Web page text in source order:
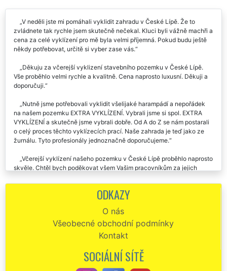
V neděli jste mi pomáhali vyklidit zahradu v České Lípě. Že to
zvládnete tak rychle jsem skutečně nečekal. Kluci byli vážně machři a
cena za celé vyklízení pro mě byla velmi příjemná. Pokud budu ještě
někdy potřebovat, určitě si vyber zase vás.
Děkuju za včerejší vyklizení stavebního pozemku v České Lípě.
Vše proběhlo velmi rychle a kvalitně. Cena naprosto luxusní. Děkuji a
doporučuji.
Nutně jsme potřebovali vyklidit všelijaké harampádí a nepořádek
na našem pozemku EXTRA VYKLÍZENÍ. Vybrali jsme si spol. EXTRA
VYKLÍZENÍ a skutečně jsme vybrali dobře. Od A do Z se nám postarali
o celý proces těchto vyklízecích prací. Naše zahrada je teď jako ze
žurnálu. Tyto profesionály jednoznačně doporučujeme.
Včerejší vyklízení našeho pozemku v České Lípě proběhlo naprosto
skvěle. Chtěl bych poděkovat všem Vašim pracovníkům za jejich
Dobrý večer. Chtěla bych vám moc poděkovat za pomoc, kterou
řečeno jsem moc nevěřila tomu, že by to někdo dokázal. Je poznat, že
jste odborníci na pravém místě. Určitě vás budu dál doporučovat.
Vyklízení parcely v České Lípě proběhlo velmi rychle a velmi
kvalitně. Parcela je nyní čistá a připravená k prodeji. Děkuji touto
cestou společnosti EXTRA VYKLÍZENÍ za jejich vynikající práci.
ODKAZY
O nás
Všeobecné obchodní podmínky
Kontakt
SOCIÁLNÍ SÍTĚ